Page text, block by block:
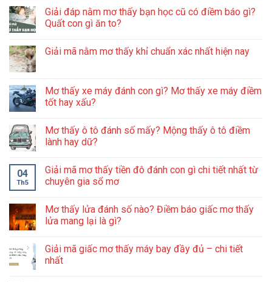
Giải đáp nằm mơ thấy bạn học cũ có điềm báo gì?
Quất con gì ăn to?
Giải mã nằm mơ thấy khỉ chuẩn xác nhất hiện nay
Mơ thấy xe máy đánh con gì? Mơ thấy xe máy điềm
tốt hay xấu?
Mơ thấy ô tô đánh số mấy? Mộng thấy ô tô điềm
lành hay dữ?
04
Th5
Giải mã mơ thấy tiền đô đánh con gì chi tiết nhất từ
chuyên gia sổ mơ
Mơ thấy lửa đánh số nào? Điềm báo giấc mơ thấy
lửa mang lại là gì?
Giải mã giấc mơ thấy máy bay đầy đủ – chi tiết
nhất